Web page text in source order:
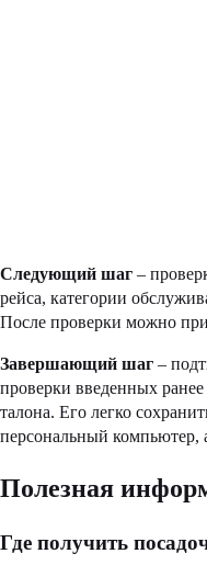
Следующий шаг –
рейса, категории
После проверки можно
Завершающий шаг –
проверки введенных
талона. Его легко
персональный компьютер,
Полезная
Где получить